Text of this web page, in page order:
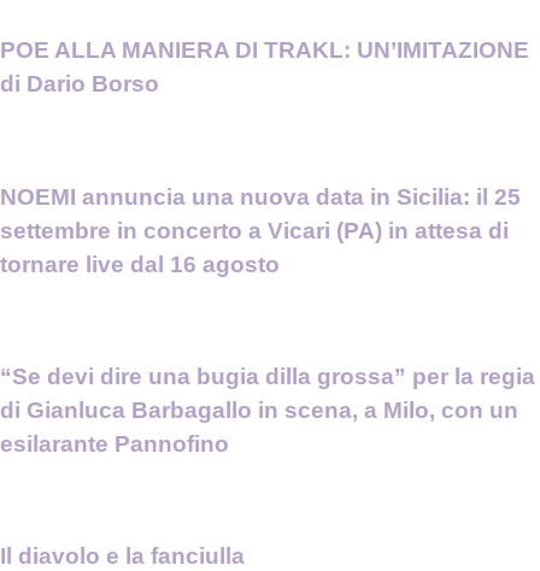
POE ALLA MANIERA DI TRAKL: UN’IMITAZIONE
di Dario Borso
NOEMI annuncia una nuova data in Sicilia: il 25
settembre in concerto a Vicari (PA) in attesa di
tornare live dal 16 agosto
“Se devi dire una bugia dilla grossa” per la regia
di Gianluca Barbagallo in scena, a Milo, con un
esilarante Pannofino
Il diavolo e la fanciulla